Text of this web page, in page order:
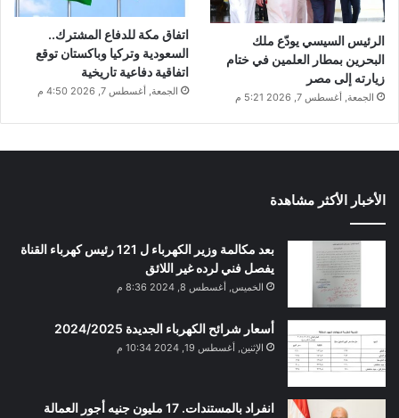
الرئيس السيسي يودّع ملك
البحرين بمطار العلمين في ختام
زيارته إلى مصر
الجمعة, أغسطس 7, 2026 5:21 م
اتفاق مكة للدفاع المشترك..
السعودية وتركيا وباكستان توقع
اتفاقية دفاعية تاريخية
الجمعة, أغسطس 7, 2026 4:50 م
الأخبار الأكثر مشاهدة
بعد مكالمة وزير الكهرباء ل 121 رئيس كهرباء القناة
يفصل فني لرده غير اللائق
الخميس, أغسطس 8, 2024 8:36 م
أسعار شرائح الكهرباء الجديدة 2024/2025
الإثنين, أغسطس 19, 2024 10:34 م
انفراد بالمستندات. 17 مليون جنيه أجور العمالة